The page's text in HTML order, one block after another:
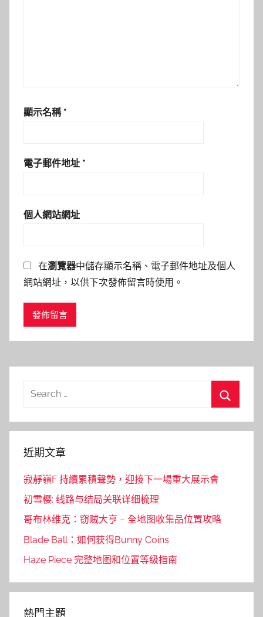
顯示名稱 *
電子郵件地址 *
個人網站網址
在瀏覽器中儲存顯示名稱、電子郵件地址及個人
網站網址，以供下次發佈留言時使用。
Search
近期文章
寂靜嶺F 持續累積聲勢，迎接下一場重大展示會
初雪樱: 线路与结局关联详细梳理
哥布林维克：窃贼大亨 – 全地图收集品位置攻略
Blade Ball：如何获得Bunny Coins
Haze Piece 完整地图和位置等级指南
熱門主題